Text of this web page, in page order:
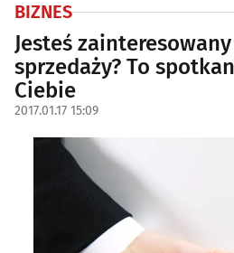
BIZNES
Jesteś
sprzedaży? To
Ciebie
2017.01.17 15:09